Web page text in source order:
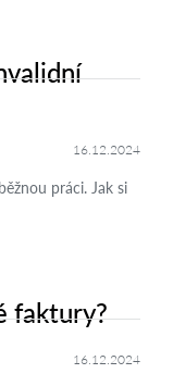
16.12.2024
práci. Jak si
faktury?
16.12.2024